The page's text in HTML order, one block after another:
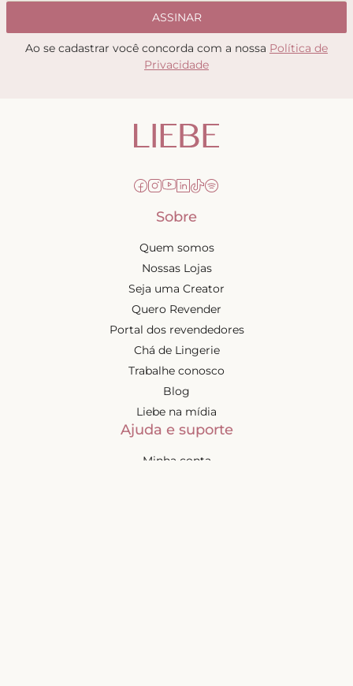
ASSINAR
Ao se cadastrar você concorda com a nossa Política de
Privacidade
Sobre
Quem somos
Nossas Lojas
Seja uma Creator
Quero Revender
Portal dos revendedores
Chá de Lingerie
Trabalhe conosco
Blog
Liebe na mídia
Ajuda e suporte
Minha conta